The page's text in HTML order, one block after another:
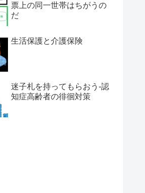
票上の同一世帯はちがうの
だ
生活保護と介護保険
迷子札を持ってもらおう-認
知症高齢者の徘徊対策